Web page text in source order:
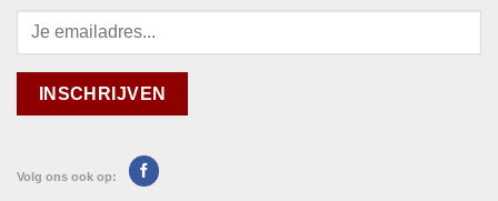
Volg ons ook op: